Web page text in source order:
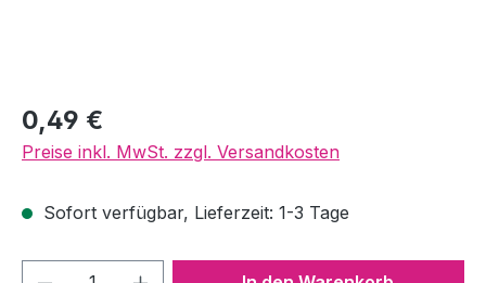
Regulärer Preis:
0,49 €
Preise inkl. MwSt. zzgl. Versandkosten
Sofort verfügbar, Lieferzeit: 1-3 Tage
Produkt Anzahl: Gib den